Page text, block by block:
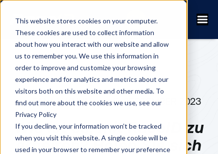
This website stores cookies on your computer.
These cookies are used to collect information
about how you interact with our website and allow
us to remember you. We use this information in
order to improve and customize your browsing
experience and for analytics and metrics about our
visitors both on this website and other media. To
find out more about the cookies we use, see our
Privacy Policy
If you decline, your information won’t be tracked
when you visit this website. A single cookie will be
used in your browser to remember your preference
FANNY KUHN 8. SEPTEMBER 2023
Wie ist es, mit RaceID zu
arbeiten? Holen Sie sich